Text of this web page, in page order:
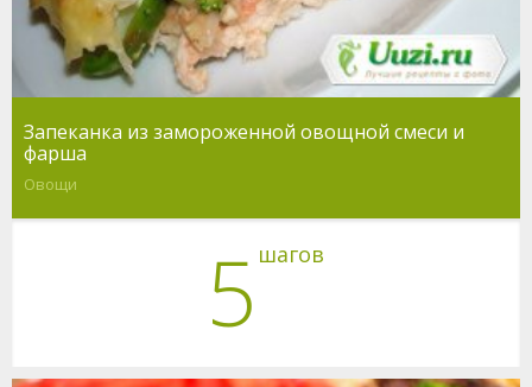
Запеканка из замороженной овощной смеси и
фарша
Овощи
5 шагов